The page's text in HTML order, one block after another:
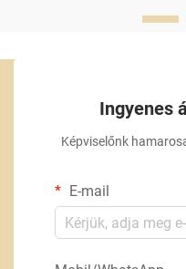
Ingyenes
Képviselőnk
E-mail